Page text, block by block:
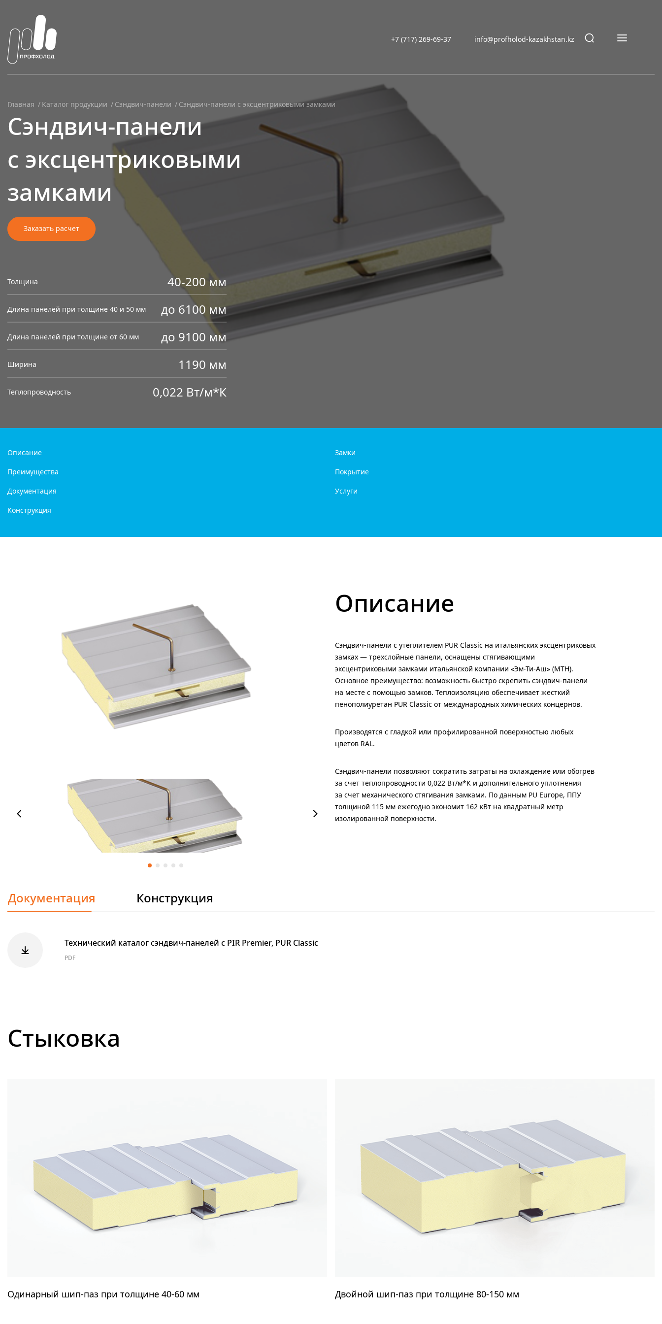
+7 (717) 269-69-37 info@profholod-kazakhstan.kz
Главная Каталог продукции Сэндвич-панели Сэндвич-панели с эксцентриковыми замками
Сэндвич-панели
с эксцентриковыми
замками
Заказать расчет
Толщина 40-200 мм
Длина панелей при толщине 40 и 50 мм до 6100 мм
Длина панелей при толщине от 60 мм до 9100 мм
Ширина 1190 мм
Теплопроводность 0,022 Вт/м*К
Описание
Преимущества
Документация
Конструкция
Замки
Покрытие
Услуги
Описание
Сэндвич-панели c утеплителем PUR Classic на итальянских эксцентриковых
замках — трехслойные панели, оснащены стягивающими
эксцентриковыми замками итальянской компании «Эм-Ти-Аш» (МТН).
Основное преимущество: возможность быстро скрепить сэндвич-панели
на месте с помощью замков. Теплоизоляцию обеспечивает жесткий
пенополиуретан PUR Classic от международных химических концернов.
Производятся с гладкой или профилированной поверхностью любых
цветов RAL.
Сэндвич-панели позволяют сократить затраты на охлаждение или обогрев
за счет теплопроводности 0,022 Вт/м*К и дополнительного уплотнения
за счет механического стягивания замками. По данным PU Europe, ППУ
толщиной 115 мм ежегодно экономит 162 кВт на квадратный метр
изолированной поверхности.
Документация Конструкция
Технический каталог сэндвич-панелей с PIR Premier, PUR Classic
PDF
Стыковка
Одинарный шип-паз при толщине 40-60 мм Двойной шип-паз при толщине 80-150 мм